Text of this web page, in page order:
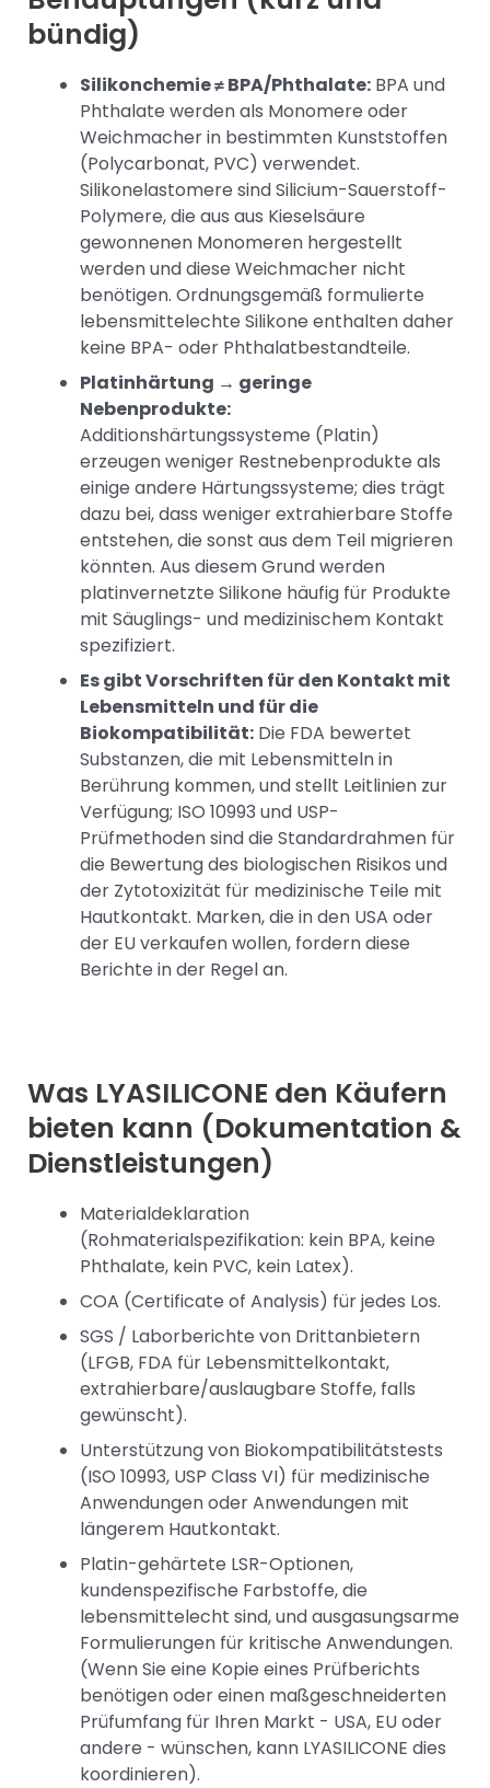
bündig)
Silikonchemie ≠ BPA/Phthalate: BPA und
Phthalate werden als Monomere oder
Weichmacher in bestimmten Kunststoffen
(Polycarbonat, PVC) verwendet.
Silikonelastomere sind Silicium-Sauerstoff-
Polymere, die aus aus Kieselsäure
gewonnenen Monomeren hergestellt
werden und diese Weichmacher nicht
benötigen. Ordnungsgemäß formulierte
lebensmittelechte Silikone enthalten daher
keine BPA- oder Phthalatbestandteile.
Platinhärtung → geringe
Nebenprodukte:
Additionshärtungssysteme (Platin)
erzeugen weniger Restnebenprodukte als
einige andere Härtungssysteme; dies trägt
dazu bei, dass weniger extrahierbare Stoffe
entstehen, die sonst aus dem Teil migrieren
könnten. Aus diesem Grund werden
platinvernetzte Silikone häufig für Produkte
mit Säuglings- und medizinischem Kontakt
spezifiziert.
Es gibt Vorschriften für den Kontakt mit
Lebensmitteln und für die
Biokompatibilität: Die FDA bewertet
Substanzen, die mit Lebensmitteln in
Berührung kommen, und stellt Leitlinien zur
Verfügung; ISO 10993 und USP-
Prüfmethoden sind die Standardrahmen für
die Bewertung des biologischen Risikos und
der Zytotoxizität für medizinische Teile mit
Hautkontakt. Marken, die in den USA oder
der EU verkaufen wollen, fordern diese
Berichte in der Regel an.
Was LYASILICONE den Käufern
bieten kann (Dokumentation &
Dienstleistungen)
Materialdeklaration
(Rohmaterialspezifikation: kein BPA, keine
Phthalate, kein PVC, kein Latex).
COA (Certificate of Analysis) für jedes Los.
SGS / Laborberichte von Drittanbietern
(LFGB, FDA für Lebensmittelkontakt,
extrahierbare/auslaugbare Stoffe, falls
gewünscht).
Unterstützung von Biokompatibilitätstests
(ISO 10993, USP Class VI) für medizinische
Anwendungen oder Anwendungen mit
längerem Hautkontakt.
Platin-gehärtete LSR-Optionen,
kundenspezifische Farbstoffe, die
lebensmittelecht sind, und ausgasungsarme
Formulierungen für kritische Anwendungen.
(Wenn Sie eine Kopie eines Prüfberichts
benötigen oder einen maßgeschneiderten
Prüfumfang für Ihren Markt - USA, EU oder
andere - wünschen, kann LYASILICONE dies
koordinieren).